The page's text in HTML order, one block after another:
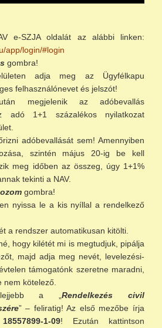
e-SZJA oldalát az alábbi linken:
app/login/#login
gombra!
adja meg az Ügyfélkapu
felhasználónevet és jelszót!
megjelenik az adóbevallás
adó 1+1 százalékos nyilatkozat
adóbevallását sem! Amennyiben
szintén május 20-ig be kell
meg időben az összeg, úgy 1+1%
tekinti a NAV.
gombra!
nyissa le a kis nyíllal a rendelkező
a rendszer automatikusan kitölti.
hogy kilétét mi is megtudjuk, pipálja
majd adja meg nevét, levelezési-
támogatónk szeretne maradni,
nem kötelező.
lejjebb a „Rendelkezés civil
” – feliratig! Az első mezőbe írja
18557899-1-09! Ezután kattintson